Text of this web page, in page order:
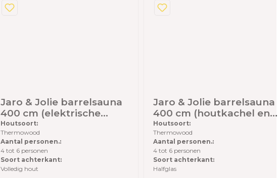
Jaro & Jolie barrelsauna
400 cm (elektrische
kachel en houten
achterwand) -
Thermowood - inclusief
dakshingles en elzen
vloer
Houtsoort:
Thermowood
Aantal personen.:
4 tot 6 personen
Soort achterkant:
Volledig hout
Jaro & Jolie barrelsauna
400 cm (houtkachel en
halfglas achterwand) -
Thermowood - inclusief
dakshingles en elzen
vloer
Houtsoort:
Thermowood
Aantal personen.:
4 tot 6 personen
Soort achterkant:
Halfglas